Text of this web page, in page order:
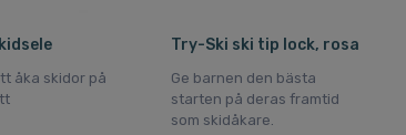
åka skidor på
Try-Ski ski tip lock, rosa
Ge barnen den bästa
starten på deras framtid
som skidåkare.